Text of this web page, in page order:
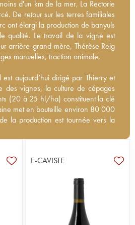
d'un km de la mer, La Rectorie fut
retour sur les terres familiales
ont élargi la production de banyuls
Le travail de la vigne est
arrière-grand-mère, Thérèse Reig :
manuelles, traction animale.
aujourd’hui dirigé par Thierry et son
la culture de cépages
(20 à 25 hl/ha) constituent la clé
met en bouteille environ 80 000
la production est tournée vers la
production). Les vins ne sont pas
des cuvées parcellaires
de la sécheresse.
que vous devez absolument
d'un km de la mer, La Rectorie
De retour sur les terres familiales
ont élargi la production de banyuls
qualité. Le travail de la vigne est
arrière-grand-mère, Thérèse Reig
manuelles, traction animale.
aujourd’hui dirigé par Thierry et
des vignes, la culture de cépages
(20 à 25 hl/ha) constituent la clé
met en bouteille environ 80 000
la production est tournée vers la
production). Les vins ne sont pas
et développent des cuvées
moins de la sécheresse.
que vous devez absolument
E-CAVISTE